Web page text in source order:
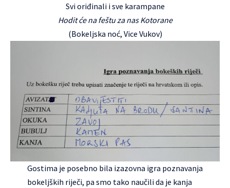
Svi oriđinali i sve karampane
Hodit će na feštu za nas Kotorane
(Bokeljska noć, Vice Vukov)
Gostima je posebno bila izazovna igra poznavanja
bokeljških riječi, pa smo tako naučili da je kanja